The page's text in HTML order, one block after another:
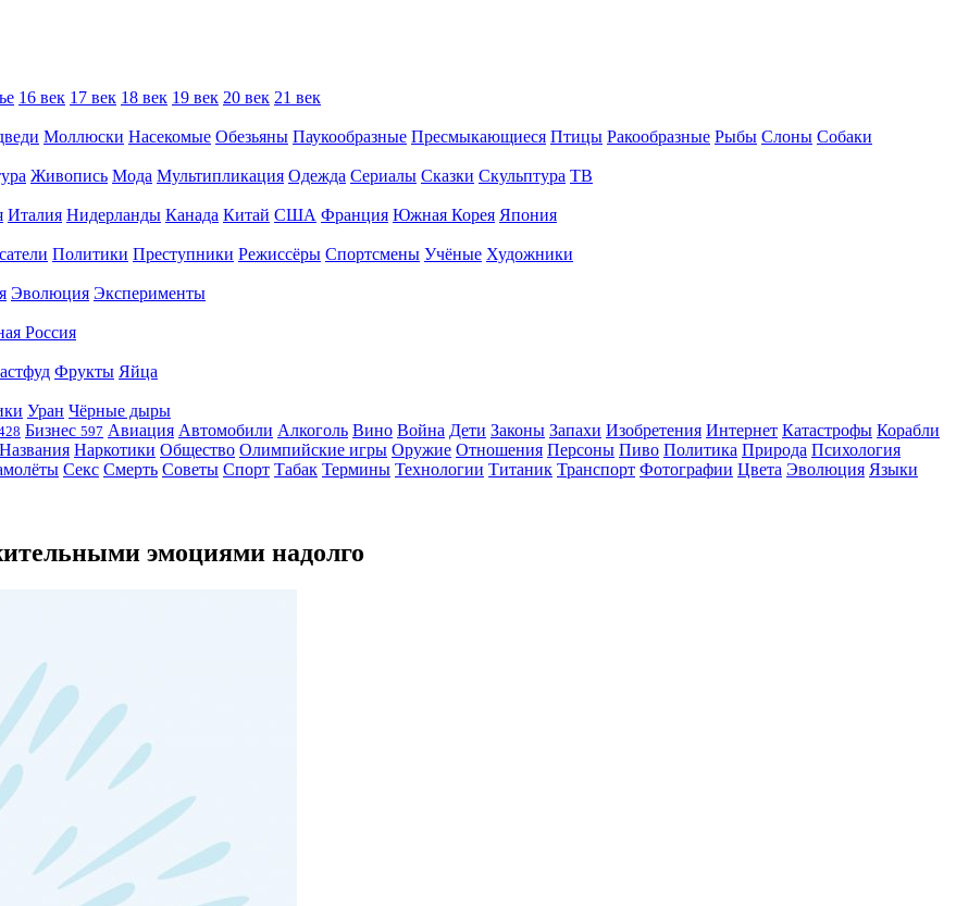
16 век 17 век 18 век 19 век 20 век 21 век
Моллюски Насекомые Обезьяны Паукообразные Пресмыкающиеся Птицы Ракообразные Рыбы Слоны Собаки
Живопись Мода Мультипликация Одежда Сериалы Сказки Скульптура ТВ
Италия Нидерланды Канада Китай США Франция Южная Корея Япония
Политики Преступники Режиссёры Спортсмены Учёные Художники
Эволюция Эксперименты
Россия
Фрукты Яйца
Уран Чёрные дыры
Бизнес 597 Авиация Автомобили Алкоголь Вино Война Дети Законы Запахи Изобретения Интернет Катастрофы Корабли
Названия Наркотики Общество Олимпийские игры Оружие Отношения Персоны Пиво Политика Природа Психология
Секс Смерть Советы Спорт Табак Термины Технологии Титаник Транспорт Фотографии Цвета Эволюция Языки
эмоциями надолго